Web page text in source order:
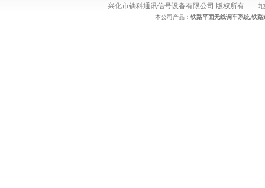
兴化市铁科通讯信号设备有限公司 版权所有
本公司产品： 铁路平面无线调车系统, 铁路